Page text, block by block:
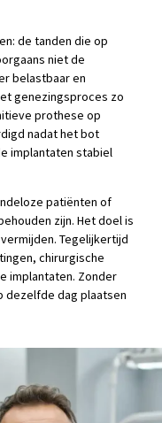
de tanden die op
niet de
belastbaar en
genezingsproces zo
prothese op
nadat het bot
implantaten stabiel
patiënten of
zijn. Het doel is
Tegelijkertijd
chirurgische
implantaten. Zonder
dezelfde dag plaatsen